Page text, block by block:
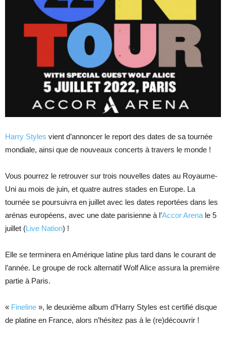
Harry Styles vient d’annoncer le report des dates de sa tournée
mondiale, ainsi que de nouveaux concerts à travers le monde !
Vous pourrez le retrouver sur trois nouvelles dates au Royaume-
Uni au mois de juin, et quatre autres stades en Europe. La
tournée se poursuivra en juillet avec les dates reportées dans les
arénas européens, avec une date parisienne à l’Accor Arena le 5
juillet (Live Nation) !
Elle se terminera en Amérique latine plus tard dans le courant de
l’année. Le groupe de rock alternatif Wolf Alice assura la première
partie à Paris.
« Fineline », le deuxième album d’Harry Styles est certifié disque
de platine en France, alors n’hésitez pas à le (re)découvrir !